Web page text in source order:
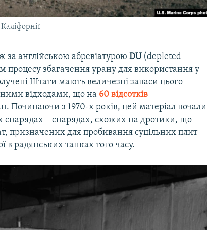
англійською абревіатурою DU (depleted
процесу збагачення урану для використання у
Штати мають величезні запаси цього
відходами, що на 60 відсотків
Починаючи з 1970-х років, цей матеріал почали
снарядах – снарядах, схожих на дротики, що
призначених для пробивання суцільних плит
в радянських танках того часу.